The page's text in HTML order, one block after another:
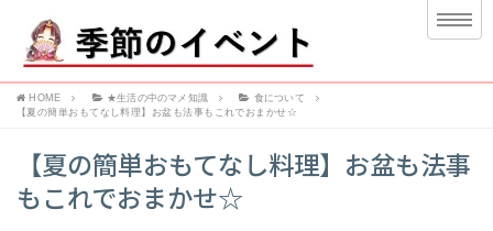
HOME ★生活の中のマメ知識
食について
【夏の簡単おもてなし料理】お盆も法事もこれでおまかせ☆
【夏の簡単おもてなし料理】お盆も法事
もこれでおまかせ☆